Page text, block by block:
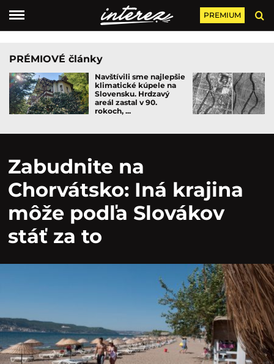
PREMIUM
PRÉMIOVÉ články
Navštívili sme najlepšie
klimatické kúpele na
Slovensku. Hrdzavý
areál zastal v 90.
rokoch, ...
Zabudnite na
Chorvátsko: Iná krajina
môže podľa Slovákov
stáť za to